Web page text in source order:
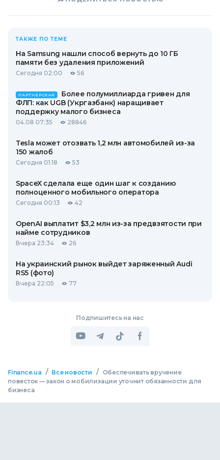
ТАКЖЕ ПО ТЕМЕ
На Samsung нашли способ вернуть до 10 ГБ
памяти без удаления приложений
Сегодня 02:00 56
ПАРТНЕРСКАЯ
Более полумиллиарда гривен для
ФЛП: как UGB (Укргазбанк) наращивает
поддержку малого бизнеса
04.08 07:35 28846
Tesla может отозвать 1,2 млн автомобилей из-за
150 жалоб
Сегодня 01:18 53
SpaceX сделала еще один шаг к созданию
полноценного мобильного оператора
Сегодня 00:13 42
OpenAI выплатит $3,2 млн из-за предвзятости при
найме сотрудников
Вчера 23:34 26
На украинский рынок выйдет заряженный Audi
RS5 (фото)
Вчера 22:05 77
Подпишитесь на нас
Finance.ua / Все новости /
Обеспечивать вручение
повесток — закон о мобилизации уточнит обязанности для
бизнеса